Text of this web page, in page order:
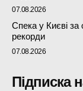
07.08.2026
Спека у Києві за
рекорди
07.08.2026
Підписка